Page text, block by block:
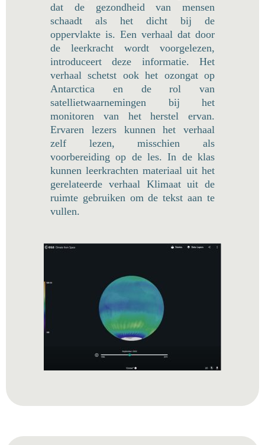
dat de gezondheid van mensen
schaadt als het dicht bij de
oppervlakte is. Een verhaal dat door
de leerkracht wordt voorgelezen,
introduceert deze informatie. Het
verhaal schetst ook het ozongat op
Antarctica en de rol van
satellietwaarnemingen bij het
monitoren van het herstel ervan.
Ervaren lezers kunnen het verhaal
zelf lezen, misschien als
voorbereiding op de les. In de klas
kunnen leerkrachten materiaal uit het
gerelateerde verhaal Klimaat uit de
ruimte gebruiken om de tekst aan te
vullen.